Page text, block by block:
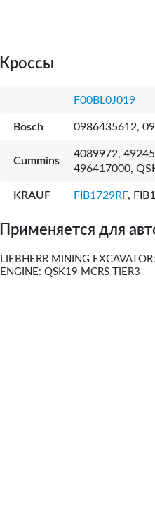
Кроссы
F00BL0J019
Bosch 0986435612,
Cummins
4089972,
496417000,
KRAUF FIB1729RF,
Применяется для
LIEBHERR MINING
ENGINE: QSK19 MCRS TIER3